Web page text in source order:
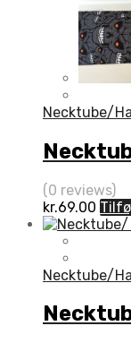
Necktube/
(0 reviews)
kr.69.00
Necktube/